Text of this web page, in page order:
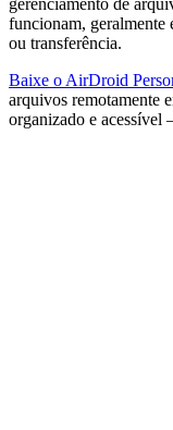
funcionam, geralmente
ou transferência.
Baixe o AirDroid
arquivos remotamente
organizado e acessível